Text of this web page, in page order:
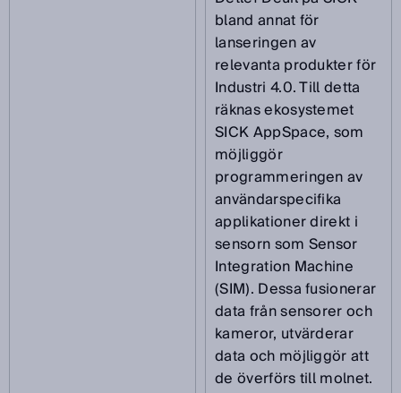
bland annat för
lanseringen av
relevanta produkter för
Industri 4.0. Till detta
räknas ekosystemet
SICK AppSpace, som
möjliggör
programmeringen av
användarspecifika
applikationer direkt i
sensorn som Sensor
Integration Machine
(SIM). Dessa fusionerar
data från sensorer och
kameror, utvärderar
data och möjliggör att
de överförs till molnet.